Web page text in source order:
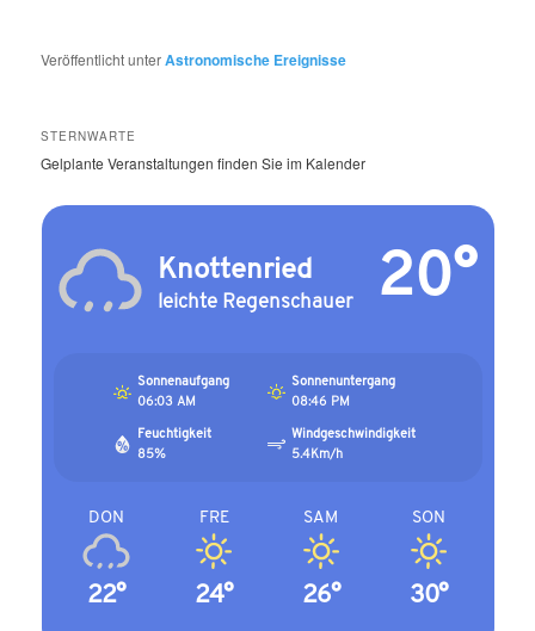
Veröffentlicht unterAstronomische Ereignisse
STERNWARTE
Gelplante Veranstaltungen finden Sie im Kalender
Knottenried
leichte Regenschauer 20°
Sonnenaufgang
06:03 AM
Sonnenuntergang
08:46 PM
Feuchtigkeit
85%
Windgeschwindigkeit
5.4Km/h
DON
22°
FRE
24°
SAM
26°
SON
30°